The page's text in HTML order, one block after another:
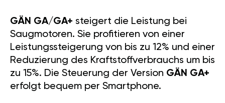
GÄN GA/GA+ steigert die Leistung bei
Saugmotoren. Sie profitieren von einer
Leistungssteigerung von bis zu 12% und einer
Reduzierung des Kraftstoffverbrauchs um bis
zu 15%. Die Steuerung der Version GÄN GA+
erfolgt bequem per Smartphone.